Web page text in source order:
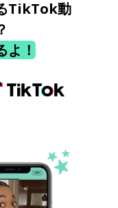
TikTok動
よ！